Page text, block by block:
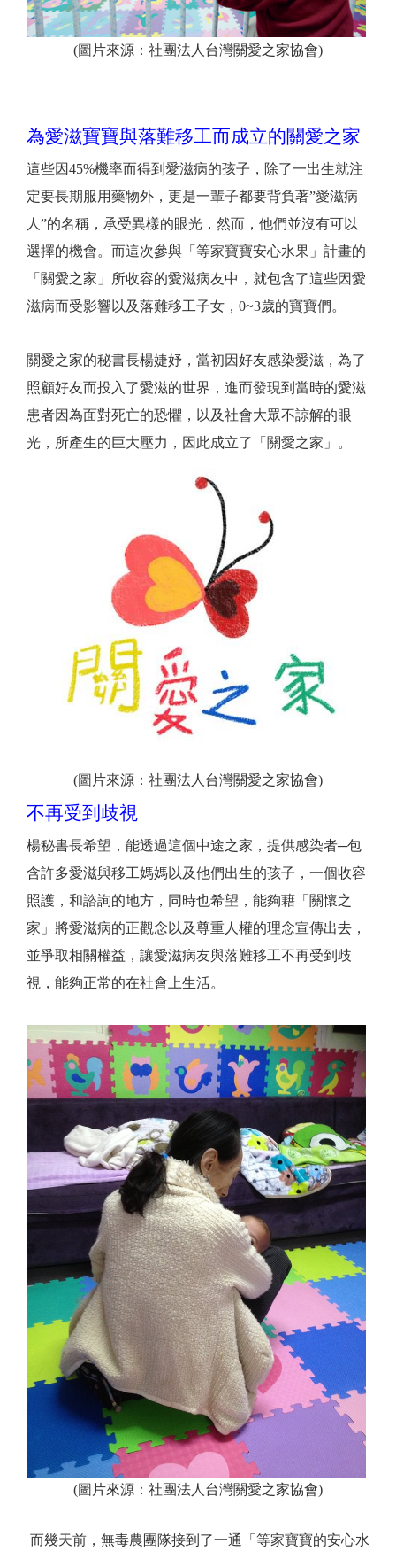
(圖片來源：社團法人台灣關愛之家協會)
為愛滋寶寶與落難移工而成立的關愛之家
這些因45%機率而得到愛滋病的孩子，除了一出生就注
定要長期服用藥物外，更是一輩子都要背負著”愛滋病
人”的名稱，承受異樣的眼光，然而，他們並沒有可以
選擇的機會。 而這次參與「等家寶寶安心水果」計畫的
「關愛之家」所收容的愛滋病友中，就包含了這些因愛
滋病而受影響以及落難移工子女， 0~3歲的寶寶們。
關愛之家的秘書長楊婕妤，當初因好友感染愛滋，為了
照顧好友而投入了愛滋的世界，進而發現到當時的愛滋
患者因為面對死亡的恐懼，以及社會大眾不諒解的眼
光，所產生的巨大壓力，因此成立了「關愛之家」。
(圖片來源：社團法人台灣關愛之家協會)
不再受到歧視
楊秘書長希望，能透過這個中途之家，提供感染者─包
含許多愛滋與移工媽媽以及他們出生的孩子，一個收容
照護，和諮詢的地方，同時也希望，能夠藉「關懷之
家」將愛滋病的正觀念以及尊重人權的理念宣傳出去，
並爭取相關權益，讓愛滋病友與落難移工不再受到歧
視，能夠正常的在社會上生活。
(圖片來源：社團法人台灣關愛之家協會)
而幾天前，無毒農團隊接到了一通「等家寶寶的安心水